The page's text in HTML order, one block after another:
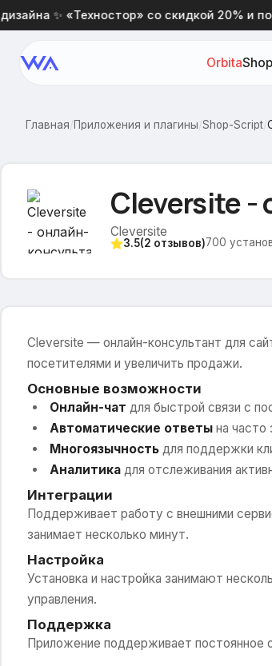
✨ «Техностор» со скидкой 20% и
Orbita
Главная/Приложения и плагины/Shop-Script/
Cleversite -
Cleversite
3.5(2 отзывов)700
Cleversite — онлайн-консультант для
посетителями и увеличить продажи.
Основные возможности
Онлайн-чат для быстрой связи с
Автоматические ответына часто
Многоязычностьдля поддержки
Аналитикадля отслеживания
Интеграции
Поддерживает работу с внешними
занимает несколько минут.
Настройка
Установка и настройка занимают
управления.
Поддержка
Приложение поддерживает постоянное